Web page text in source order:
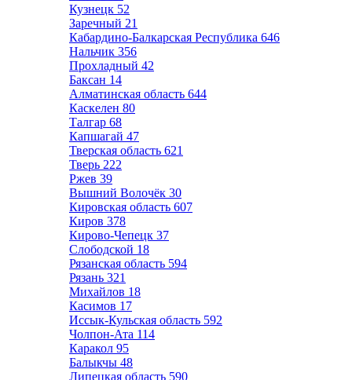
Кузнецк 52
Заречный 21
Кабардино-Балкарская Республика 646
Нальчик 356
Прохладный 42
Баксан 14
Алматинская область 644
Каскелен 80
Талгар 68
Капшагай 47
Тверская область 621
Тверь 222
Ржев 39
Вышний Волочёк 30
Кировская область 607
Киров 378
Кирово-Чепецк 37
Слободской 18
Рязанская область 594
Рязань 321
Михайлов 18
Касимов 17
Иссык-Кульская область 592
Чолпон-Ата 114
Каракол 95
Балыкчы 48
Липецкая область 590